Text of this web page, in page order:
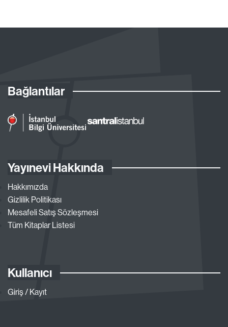
Bağlantılar
Yayınevi Hakkında
Hakkımızda
Gizlilik Politikası
Mesafeli Satış Sözleşmesi
Tüm Kitaplar Listesi
Kullanıcı
Giriş / Kayıt